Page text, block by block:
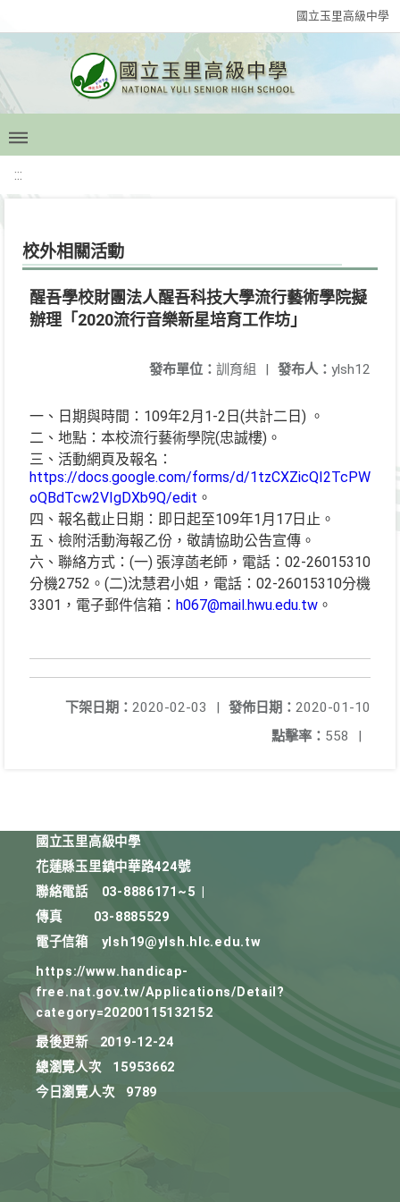
國立玉里高級中學
:::
校外相關活動
醒吾學校財團法人醒吾科技大學流行藝術學院擬
辦理「2020流行音樂新星培育工作坊」
發布人： ylsh12
發布單位： 訓育組 |
一、日期與時間：109年2月1-2日(共計二日) 。
二、地點：本校流行藝術學院(忠誠樓)。
三、活動網頁及報名：
https://docs.google.com/forms/d/
oQBdTcw2VIgDXb9Q/edit 。
四、報名截止日期：即日起至109年1月17日止。
五、檢附活動海報乙份，敬請協助公告宣傳。
六、聯絡方式：(一) 張淳菡老師，電話：02-26015310
分機2752。(二)沈慧君小姐，電話：02-26015310分機
3301，電子郵件信箱： h067@mail.hwu.edu.tw 。
發佈日期： 2020-01-10
下架日期： 2020-02-03
|
點擊率： 558 |
國立玉里高級中學
花蓮縣玉里鎮中華路424號
聯絡電話
03-8886171~5
傳真
03-8885529
電子信箱
ylsh19@ylsh.hlc.edu.tw
https://www.handicap-
free.nat.gov.tw/Applications/Detail?
category=20200115132152
最後更新
2019-12-24
總瀏覽人次
15953662
今日瀏覽人次
9789